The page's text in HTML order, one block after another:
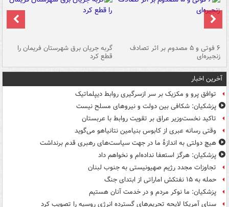
۶ فوتی و ۵ مصدوم بر اثر تصادف
زنجیره‌ای
گربه جریان برق شهرستان فریمان را
قطع کرد
آخرین اخبار
توافق پرو و مکزیک بر سر ازسرگیری روابط دیپلماتیک
پزشکیان: شکافی بین دولت و نیروهای مسلح نیست
تاکید نخست‌وزیر عراق بر تقویت روابط با عربستان
وقتی رسانه عبری از کابوس بنیامین نتانیاهو می‌گوید
هیچ دولتی به اندازۀ ما در جهت سیاست‌های رهبری قدم برنداشت
پزشکیان: هرگز استعفا نداده‌ام و نخواهم داد
تجاوزات مجدد رژیم صهیونیستی به جنوب لبنان
حمله به ۱۵ نفتکش‌ اماراتی از ابتدای جنگ
پزشکیان: ما نوکر مردم و در خدمت آنان هستیم
سنای آمریکا لایحه تحریم‌های گسترده انرژی روسیه را تصویب کرد